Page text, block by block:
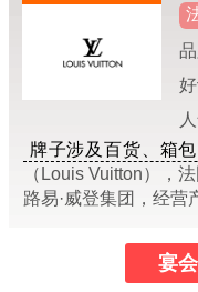
牌子涉及百货、箱
（Louis Vuitton），
路易·威登集团，经营
宴